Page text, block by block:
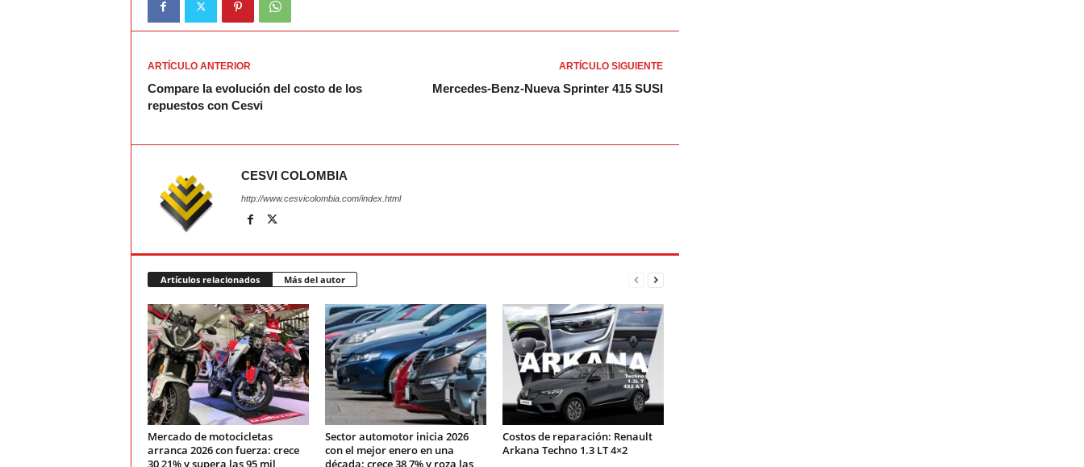
i
ARTÍCULO ANTERIOR
Compare la evolución del costo de los
repuestos con Cesvi
ARTÍCULO SIGUIENTE
Mercedes-Benz-Nueva Sprinter 415 SUSI
CESVI COLOMBIA
http://www.cesvicolombia.com/index.html
Artículos relacionados Más del autor
Mercado de motocicletas
arranca 2026 con fuerza: crece
30,21% y supera las 95 mil
Sector automotor inicia 2026
con el mejor enero en una
década: crece 38,7% y roza las
Costos de reparación: Renault
Arkana Techno 1.3 LT 4×2